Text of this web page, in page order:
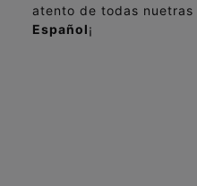
atento de todas nuetras
Español¡